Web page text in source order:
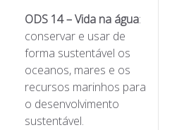
ODS 14 – Vida na água:
conservar e usar de
forma sustentável os
oceanos, mares e os
recursos marinhos para
o desenvolvimento
sustentável.